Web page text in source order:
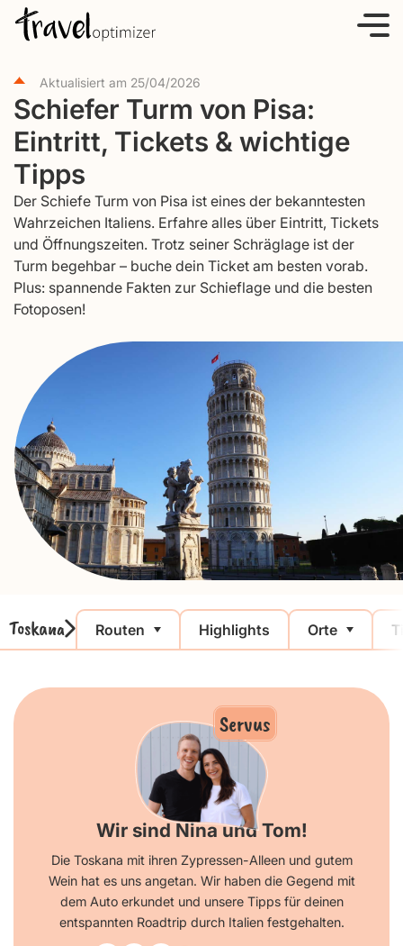
Aktualisiert am 25/04/2026
Schiefer Turm von Pisa:
Eintritt, Tickets & wichtige
Tipps
Der Schiefe Turm von Pisa ist eines der bekanntesten
Wahrzeichen Italiens. Erfahre alles über Eintritt, Tickets
und Öffnungszeiten. Trotz seiner Schräglage ist der
Turm begehbar – buche dein Ticket am besten vorab.
Plus: spannende Fakten zur Schieflage und die besten
Fotoposen!
Toskana Routen Highlights Orte
Servus
Wir sind Nina und Tom!
Die Toskana mit ihren Zypressen-Alleen und gutem
Wein hat es uns angetan. Wir haben die Gegend mit
dem Auto erkundet und unsere Tipps für deinen
entspannten Roadtrip durch Italien festgehalten.